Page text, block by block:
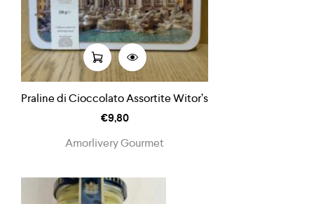
Praline di Cioccolato Assortite Witor’s
€9,80
Amorlivery Gourmet